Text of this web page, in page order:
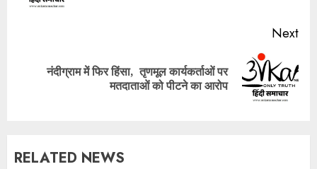
Next
Nextनंदीग्राम में फिर हिंसा, तृणमूल कार्यकर्ताओं पर
मतदाताओं को पीटने का आरोप
RELATED NEWS